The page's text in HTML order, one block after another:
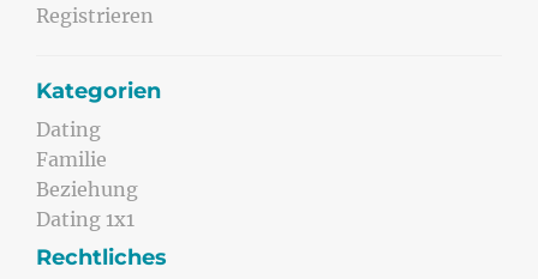
Registrieren
Kategorien
Dating
Familie
Beziehung
Dating 1x1
Rechtliches